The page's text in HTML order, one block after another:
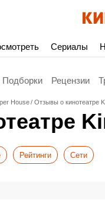
Сериалы
Подборки Рецензии
House Отзывы о кинотеатре
Рейтинги Сети